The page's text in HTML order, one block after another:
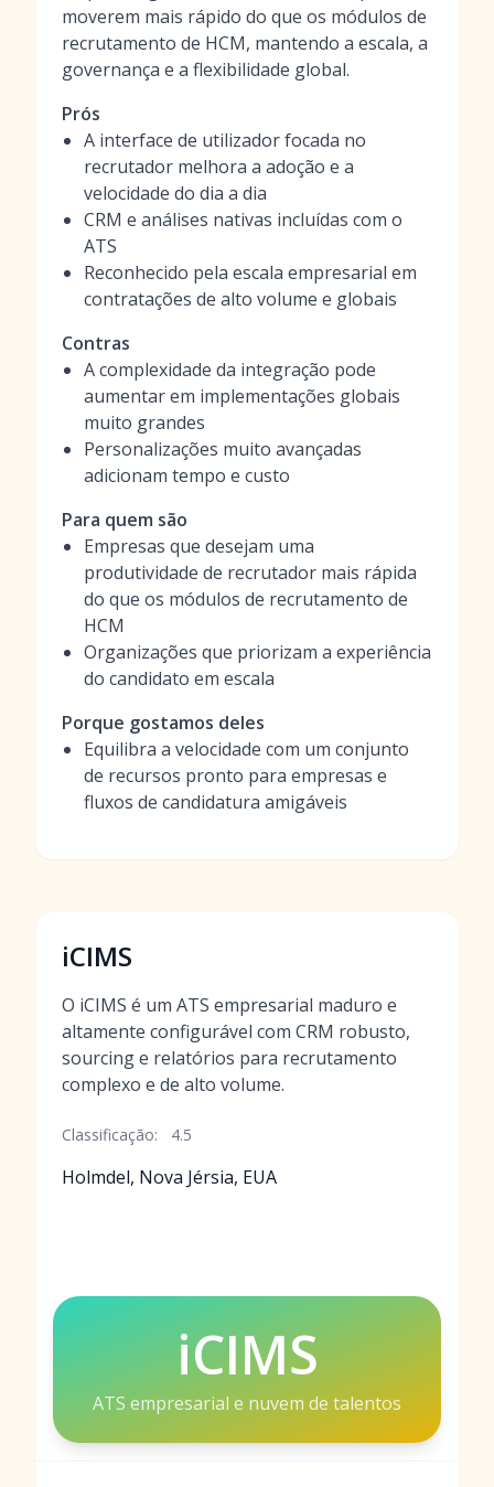
moverem mais rápido do que os módulos de
recrutamento de HCM, mantendo a escala, a
governança e a flexibilidade global.
Prós
A interface de utilizador focada no
recrutador melhora a adoção e a
velocidade do dia a dia
CRM e análises nativas incluídas com o
ATS
Reconhecido pela escala empresarial em
contratações de alto volume e globais
Contras
A complexidade da integração pode
aumentar em implementações globais
muito grandes
Personalizações muito avançadas
adicionam tempo e custo
Para quem são
Empresas que desejam uma
produtividade de recrutador mais rápida
do que os módulos de recrutamento de
HCM
Organizações que priorizam a experiência
do candidato em escala
Porque gostamos deles
Equilibra a velocidade com um conjunto
de recursos pronto para empresas e
fluxos de candidatura amigáveis
iCIMS
O iCIMS é um ATS empresarial maduro e
altamente configurável com CRM robusto,
sourcing e relatórios para recrutamento
complexo e de alto volume.
Classificação: 4.5
Holmdel, Nova Jérsia, EUA
iCIMS
ATS empresarial e nuvem de talentos